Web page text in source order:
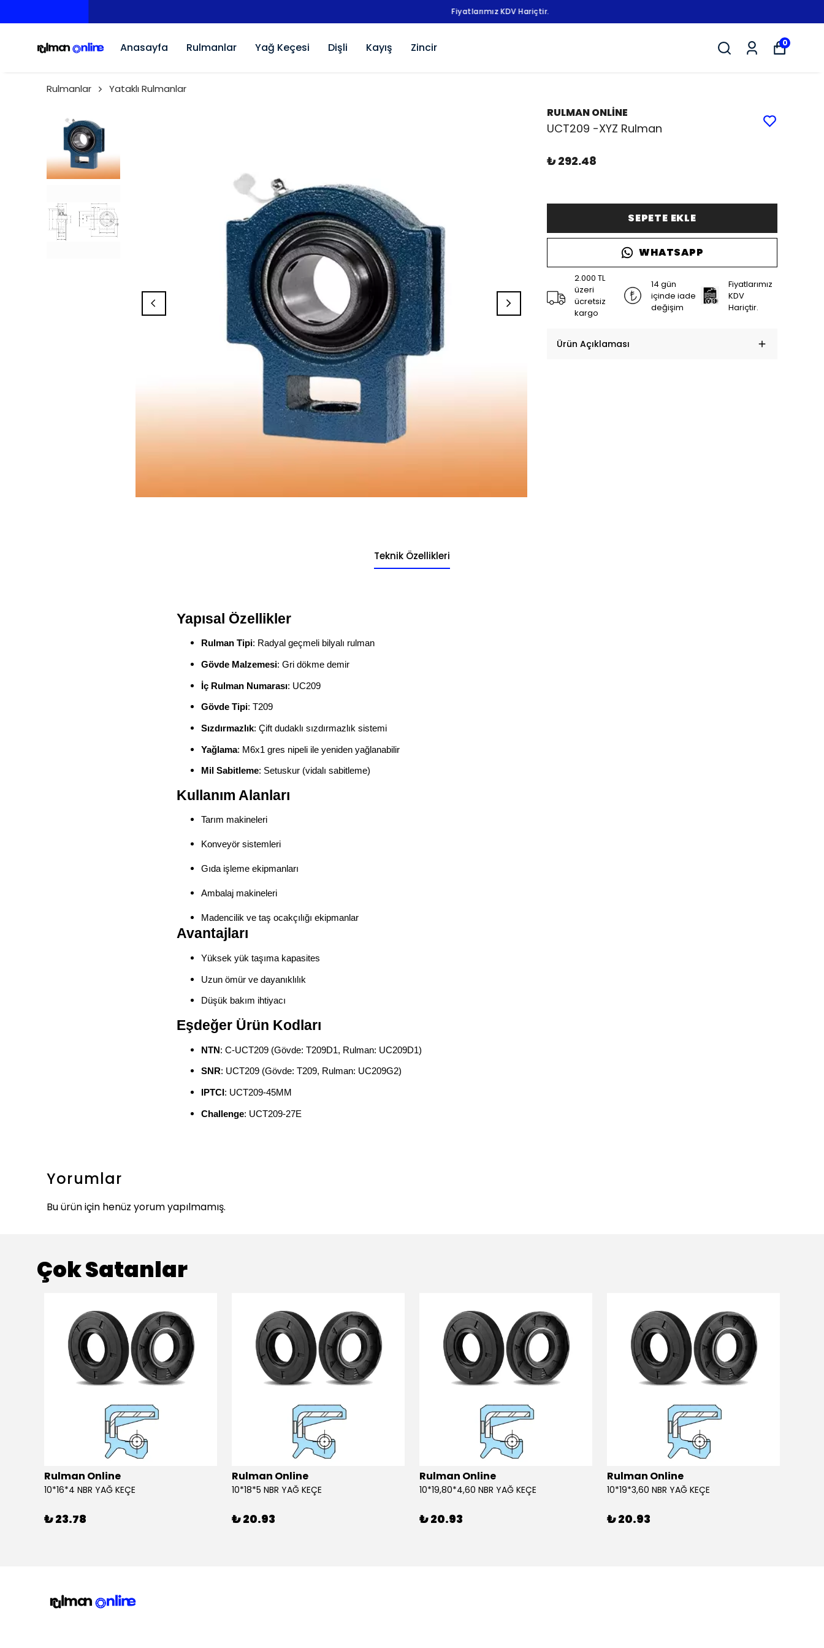
Fiyatlarımız KDV Hariçtir.
Anasayfa Rulmanlar Yağ Keçesi Dişli Kayış Zincir 0
Rulmanlar Yataklı Rulmanlar
RULMAN ONLİNE
UCT209 -XYZ Rulman
₺ 292.48
SEPETE EKLE
WHATSAPP
2.000 TL
üzeri
ücretsiz
kargo
14 gün
içinde iade
değişim
Fiyatlarımız
KDV
Hariçtir.
Ürün Açıklaması
Teknik Özellikleri
Yapısal Özellikler
Rulman Tipi: Radyal geçmeli bilyalı rulman
Gövde Malzemesi: Gri dökme demir
İç Rulman Numarası: UC209
Gövde Tipi: T209
Sızdırmazlık: Çift dudaklı sızdırmazlık sistemi
Yağlama: M6x1 gres nipeli ile yeniden yağlanabilir
Mil Sabitleme: Setuskur (vidalı sabitleme)
Kullanım Alanları
Tarım makineleri
Konveyör sistemleri
Gıda işleme ekipmanları
Ambalaj makineleri
Madencilik ve taş ocakçılığı ekipmanlar
Avantajları
Yüksek yük taşıma kapasites
Uzun ömür ve dayanıklılık
Düşük bakım ihtiyacı
Eşdeğer Ürün Kodları
NTN : C-UCT209 (Gövde: T209D1, Rulman: UC209D1)
SNR: UCT209 (Gövde: T209, Rulman: UC209G2)
IPTCI : UCT209-45MM
Challenge: UCT209-27E
Yorumlar
Bu ürün için henüz yorum yapılmamış.
Çok Satanlar
Rulman Online
10*16*4 NBR YAĞ KEÇE
₺ 23.78
Rulman Online
10*18*5 NBR YAĞ KEÇE
₺ 20.93
Rulman Online
10*19,80*4,60 NBR YAĞ KEÇE
₺ 20.93
Rulman Online
10*19*3,60 NBR YAĞ KEÇE
₺ 20.93